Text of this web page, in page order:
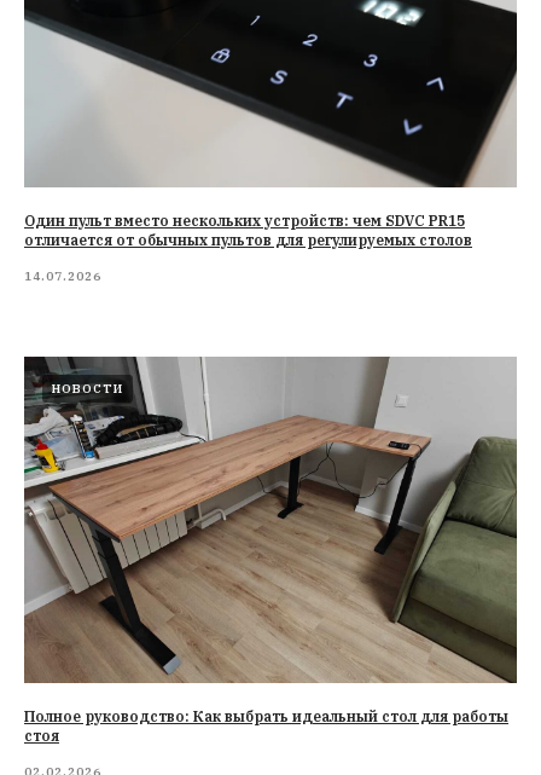
Один пульт вместо нескольких устройств: чем SDVC PR15
отличается от обычных пультов для регулируемых столов
14.07.2026
НОВОСТИ
Полное руководство: Как выбрать идеальный стол для работы
стоя
02.02.2026